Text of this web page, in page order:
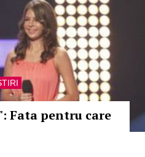
Fata pentru care